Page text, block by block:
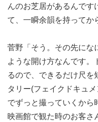
んのお芝居があるんです
て、一瞬余韻を持ってか
菅野「そう。その先にな
ような開け方なんです。
るので、できるだけ尺を
タリー(フェイクドキュ
でずっと撮っていくから
映画館で観た時のお客さ